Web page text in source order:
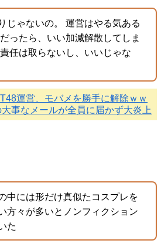
じゃないの。 運営はやる気ある
ったら、いい加減解散してしま
任は取らないし、いいじゃな
運営、モバメを勝手に解除ｗｗ
事なメールが全員に届かず大炎上
中には形だけ真似たコスプレを
方々が多いとノンフィクション
た